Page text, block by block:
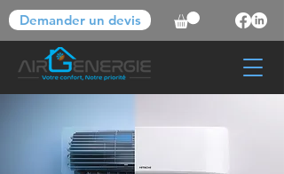
Demander un devis